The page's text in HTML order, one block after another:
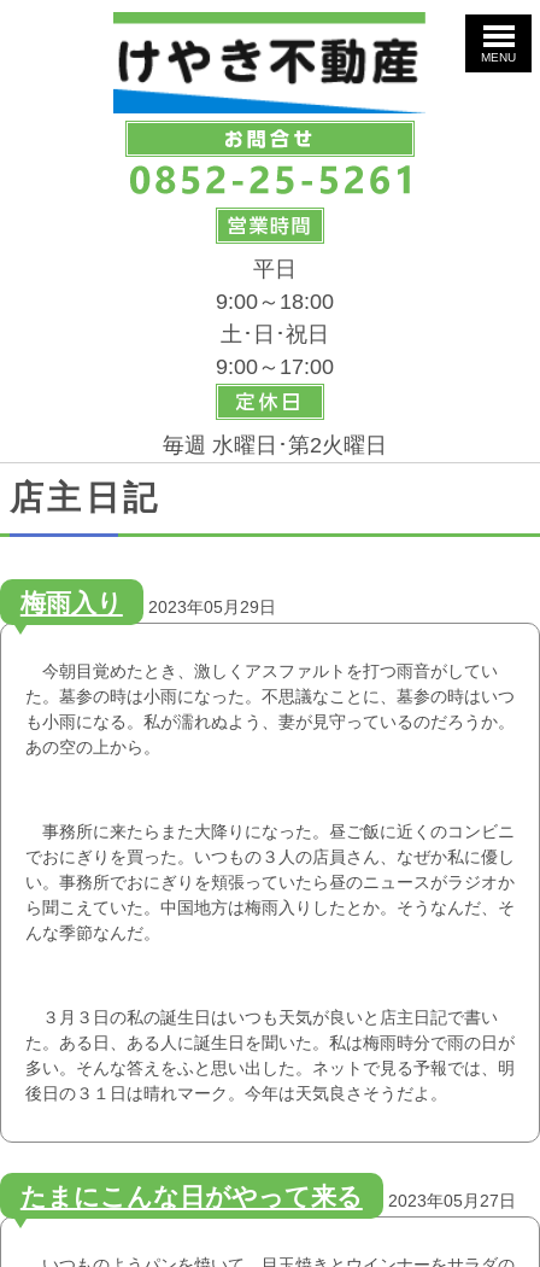
MENU
平日
9:00～18:00
土･日･祝日
9:00～17:00
毎週 水曜日･第2火曜日
店主日記
梅雨入り 2023年05月29日
今朝目覚めたとき、激しくアスファルトを打つ雨音がしてい
た。墓参の時は小雨になった。不思議なことに、墓参の時はいつ
も小雨になる。私が濡れぬよう、妻が見守っているのだろうか。
あの空の上から。
事務所に来たらまた大降りになった。昼ご飯に近くのコンビニ
でおにぎりを買った。いつもの３人の店員さん、なぜか私に優し
い。事務所でおにぎりを頬張っていたら昼のニュースがラジオか
ら聞こえていた。中国地方は梅雨入りしたとか。そうなんだ、そ
んな季節なんだ。
３月３日の私の誕生日はいつも天気が良いと店主日記で書い
た。ある日、ある人に誕生日を聞いた。私は梅雨時分で雨の日が
多い。そんな答えをふと思い出した。ネットで見る予報では、明
後日の３１日は晴れマーク。今年は天気良さそうだよ。
たまにこんな日がやって来る 2023年05月27日